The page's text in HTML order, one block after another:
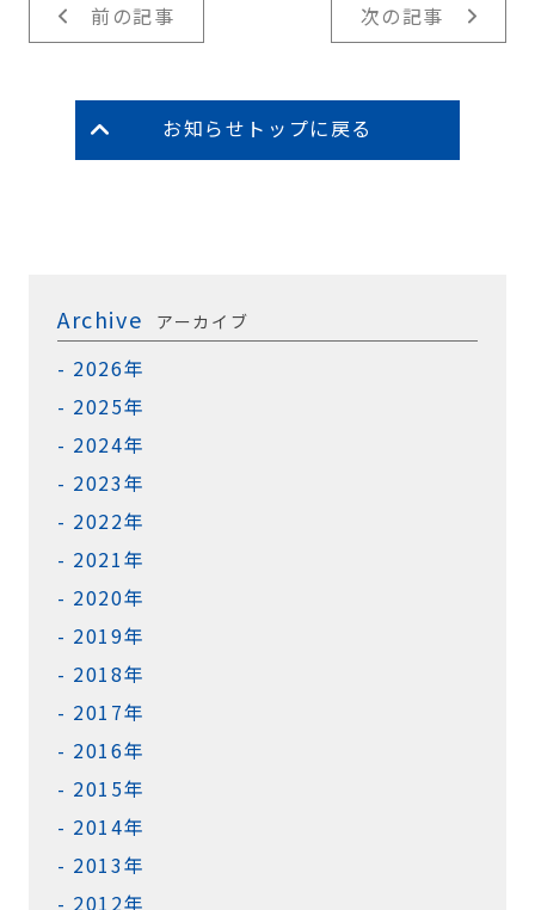
前の記事 次の記事
お知らせトップに戻る
Archive アーカイブ
2026年
2025年
2024年
2023年
2022年
2021年
2020年
2019年
2018年
2017年
2016年
2015年
2014年
2013年
2012年